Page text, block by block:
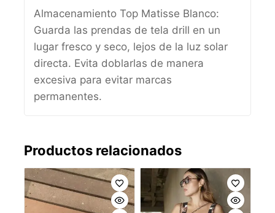
Almacenamiento Top Matisse Blanco:
Guarda las prendas de tela drill en un
lugar fresco y seco, lejos de la luz solar
directa. Evita doblarlas de manera
excesiva para evitar marcas
permanentes.
Productos relacionados